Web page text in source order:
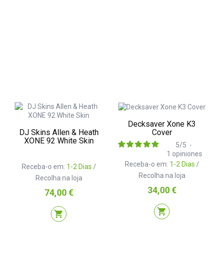
DJ Skins Allen & Heath
XONE 92 White Skin
Receba-o em: 1-2 Dias /
Recolha na loja
Preço
74,00 €
shopping_cart
Decksaver Xone K3
Cover
Receba-o em: 1-2 Dias /
Recolha na loja
5/5 -
1 opiniones
Preço
34,00 €
shopping_cart